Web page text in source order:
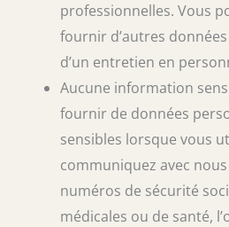
professionnelles. Vous
fournir d’autres
d’un entretien en
Aucune information
fournir de données
sensibles lorsque vous
communiquez avec
numéros de sécurité
médicales ou de santé,